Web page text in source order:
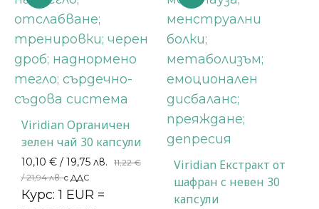
Viridian Органичен
зелен чай 30 капсули
10,10 € / 19,75 лв. 11,22€
/ 21,94 лв.с ДДС
Курс: 1 EUR =
Viridian Екстракт от
шафран с невен 30
капсули